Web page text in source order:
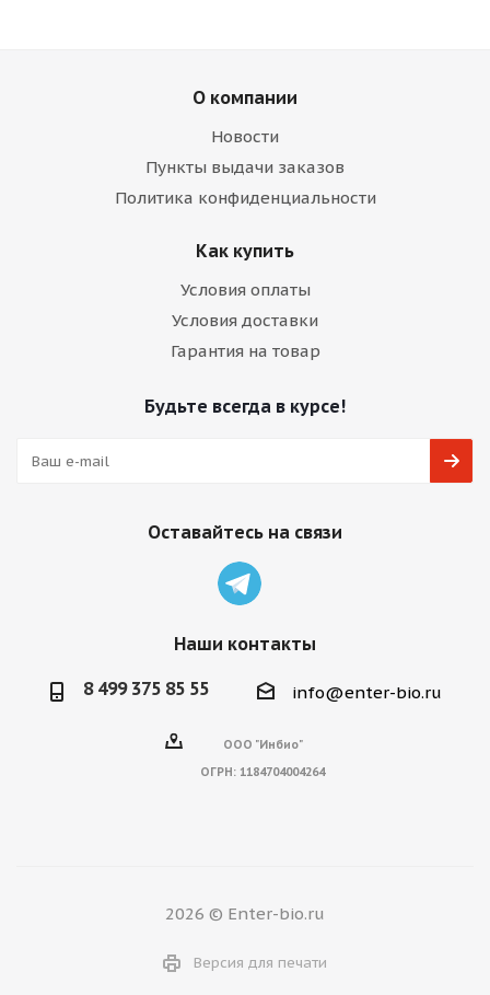
О компании
Новости
Пункты выдачи заказов
Политика конфиденциальности
Как купить
Условия оплаты
Условия доставки
Гарантия на товар
Будьте всегда в курсе!
Оставайтесь на связи
Наши контакты
8 499 375 85 55 info@enter-bio.ru
ООО "Инбио"
ОГРН: 1184704004264
2026 © Enter-bio.ru
Версия для печати